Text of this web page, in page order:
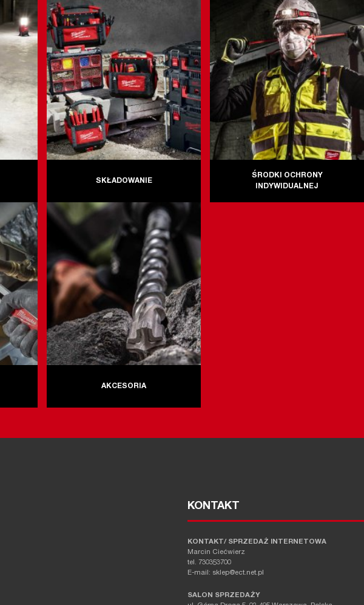
SKŁADOWANIE
ŚRODKI OCHRONY
INDYWIDUALNEJ
AKCESORIA
KONTAKT
KONTAKT/ SPRZEDAŻ INTERNETOWA
Marcin Ciećwierz
tel. 730353700
E-mail: sklep@ect.net.pl
SALON SPRZEDAŻY